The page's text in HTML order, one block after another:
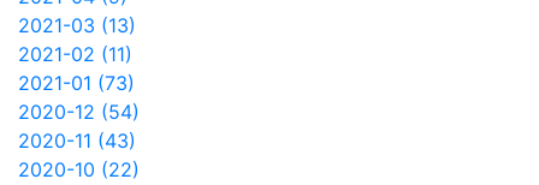
2021-03 (13)
2021-02 (11)
2021-01 (73)
2020-12 (54)
2020-11 (43)
2020-10 (22)